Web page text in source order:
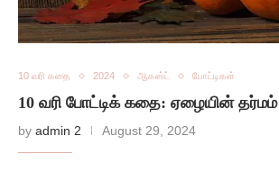
10 வரி கதை 2024 ஆகஸ்ட் போட்டிகள்
10 வரி போட்டிக் கதை: ஏழையின் தர்மம்
by admin 2 August 29, 2024